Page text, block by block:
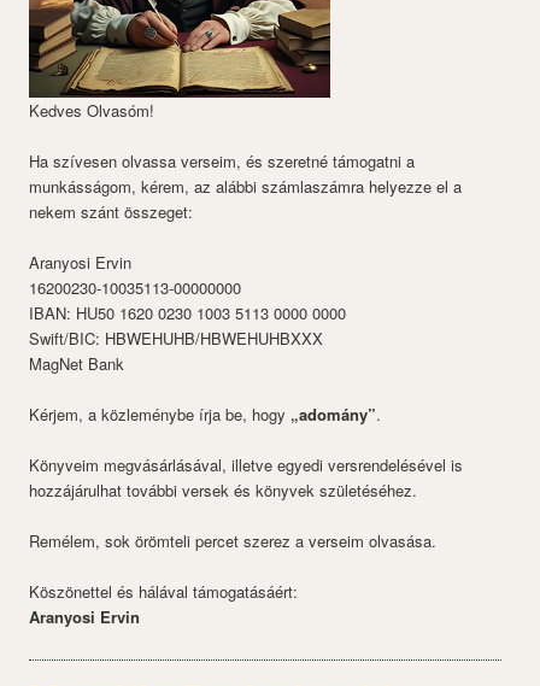
Kedves Olvasóm!
Ha szívesen olvassa verseim, és szeretné támogatni a
munkásságom, kérem, az alábbi számlaszámra helyezze el a
nekem szánt összeget:
Aranyosi Ervin
16200230-10035113-00000000
IBAN: HU50 1620 0230 1003 5113 0000 0000
Swift/BIC: HBWEHUHB/HBWEHUHBXXX
MagNet Bank
Kérjem, a közleménybe írja be, hogy „adomány”.
Könyveim megvásárlásával, illetve egyedi versrendelésével is
hozzájárulhat további versek és könyvek születéséhez.
Remélem, sok örömteli percet szerez a verseim olvasása.
Köszönettel és hálával támogatásáért:
Aranyosi Ervin